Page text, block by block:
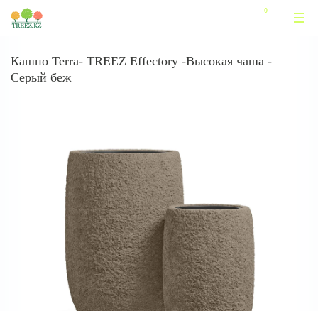
Кашпо Terra- TREEZ Effectory -Высокая чаша -
Серый беж